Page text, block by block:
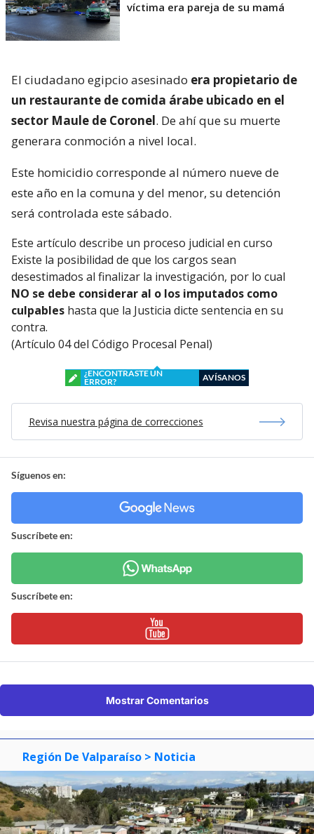
víctima era pareja de su mamá
El ciudadano egipcio asesinado era propietario de
un restaurante de comida árabe ubicado en el
sector Maule de Coronel. De ahí que su muerte
generara conmoción a nivel local.
Este homicidio corresponde al número nueve de
este año en la comuna y del menor, su detención
será controlada este sábado.
Este artículo describe un proceso judicial en curso
Existe la posibilidad de que los cargos sean
desestimados al finalizar la investigación, por lo cual
NO se debe considerar al o los imputados como
culpables hasta que la Justicia dicte sentencia en su
contra.
(Artículo 04 del Código Procesal Penal)
¿ENCONTRASTE UN
ERROR?
AVÍSANOS
Revisa nuestra página de correcciones
Síguenos en:
Suscríbete en:
Suscríbete en:
Mostrar Comentarios
Región De Valparaíso > Noticia